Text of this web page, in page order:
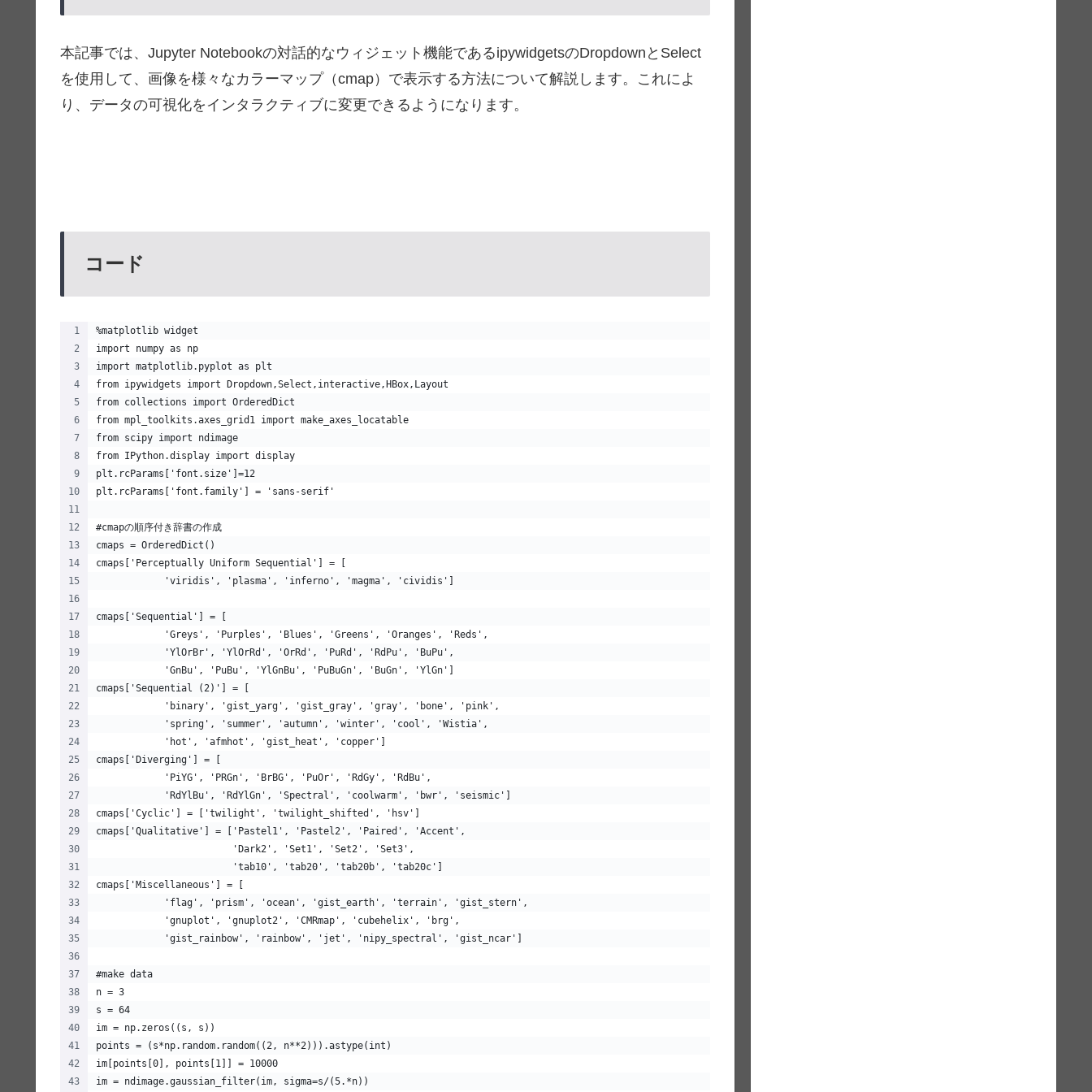
本記事では、Jupyter Notebookの対話的なウィジェット機能であるipywidgetsのDropdownとSelect
を使用して、画像を様々なカラーマップ（cmap）で表示する方法について解説します。これによ
り、データの可視化をインタラクティブに変更できるようになります。
コード
%matplotlib widget
import numpy as np
import matplotlib.pyplot as plt
from ipywidgets import Dropdown,Select,interactive,HBox,Layout
from collections import OrderedDict
from mpl_toolkits.axes_grid1 import make_axes_locatable
from scipy import ndimage
from IPython.display import display
plt.rcParams['font.size']=12
plt.rcParams['font.family'] = 'sans-serif'
#cmapの順序付き辞書の作成
cmaps = OrderedDict()
cmaps['Perceptually Uniform Sequential'] = [
            'viridis', 'plasma', 'inferno', 'magma', 'cividis']
cmaps['Sequential'] = [
            'Greys', 'Purples', 'Blues', 'Greens', 'Oranges', 'Reds',
            'YlOrBr', 'YlOrRd', 'OrRd', 'PuRd', 'RdPu', 'BuPu',
            'GnBu', 'PuBu', 'YlGnBu', 'PuBuGn', 'BuGn', 'YlGn']
cmaps['Sequential (2)'] = [
            'binary', 'gist_yarg', 'gist_gray', 'gray', 'bone', 'pink',
            'spring', 'summer', 'autumn', 'winter', 'cool', 'Wistia',
            'hot', 'afmhot', 'gist_heat', 'copper']
cmaps['Diverging'] = [
            'PiYG', 'PRGn', 'BrBG', 'PuOr', 'RdGy', 'RdBu',
            'RdYlBu', 'RdYlGn', 'Spectral', 'coolwarm', 'bwr', 'seismic']
cmaps['Cyclic'] = ['twilight', 'twilight_shifted', 'hsv']
cmaps['Qualitative'] = ['Pastel1', 'Pastel2', 'Paired', 'Accent',
                        'Dark2', 'Set1', 'Set2', 'Set3',
                        'tab10', 'tab20', 'tab20b', 'tab20c']
cmaps['Miscellaneous'] = [
            'flag', 'prism', 'ocean', 'gist_earth', 'terrain', 'gist_stern',
            'gnuplot', 'gnuplot2', 'CMRmap', 'cubehelix', 'brg',
            'gist_rainbow', 'rainbow', 'jet', 'nipy_spectral', 'gist_ncar']
#make data
n = 3
s = 64
im = np.zeros((s, s))
points = (s*np.random.random((2, n**2))).astype(int)
im[points[0], points[1]] = 10000
im = ndimage.gaussian_filter(im, sigma=s/(5.*n))